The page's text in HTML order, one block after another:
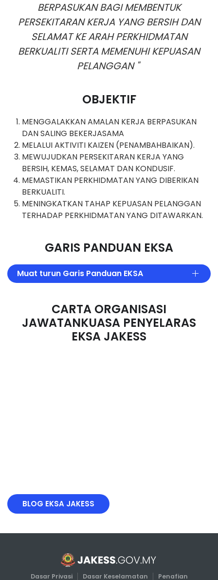
BERPASUKAN BAGI MEMBENTUK
PERSEKITARAN KERJA YANGBERSIH DAN
SELAMAT KE ARAH PERKHIDMATAN
BERKUALITI SERTA MEMENUHI KEPUASAN
PELANGGAN "
OBJEKTIF
MENGGALAKKAN AMALAN KERJA BERPASUKAN
DAN SALING BEKERJASAMA
MELALUI AKTIVITI KAIZEN (PENAMBAHBAIKAN).
MEWUJUDKAN PERSEKITARAN KERJA YANG
BERSIH, KEMAS, SELAMAT DAN KONDUSIF.
MEMASTIKAN PERKHIDMATAN YANG DIBERIKAN
BERKUALITI.
MENINGKATKAN TAHAP KEPUASAN PELANGGAN
TERHADAP PERKHIDMATAN YANG DITAWARKAN.
GARIS PANDUAN EKSA
Muat turun Garis Panduan EKSA
CARTA ORGANISASI
JAWATANKUASA PENYELARAS
EKSA JAKESS
BLOG EKSA JAKESS
Dasar Privasi Dasar Keselamatan Penafian